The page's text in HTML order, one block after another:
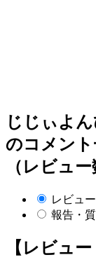
じじぃよ
のコメン
（レビュー
レビュ
報告・
【レビュー